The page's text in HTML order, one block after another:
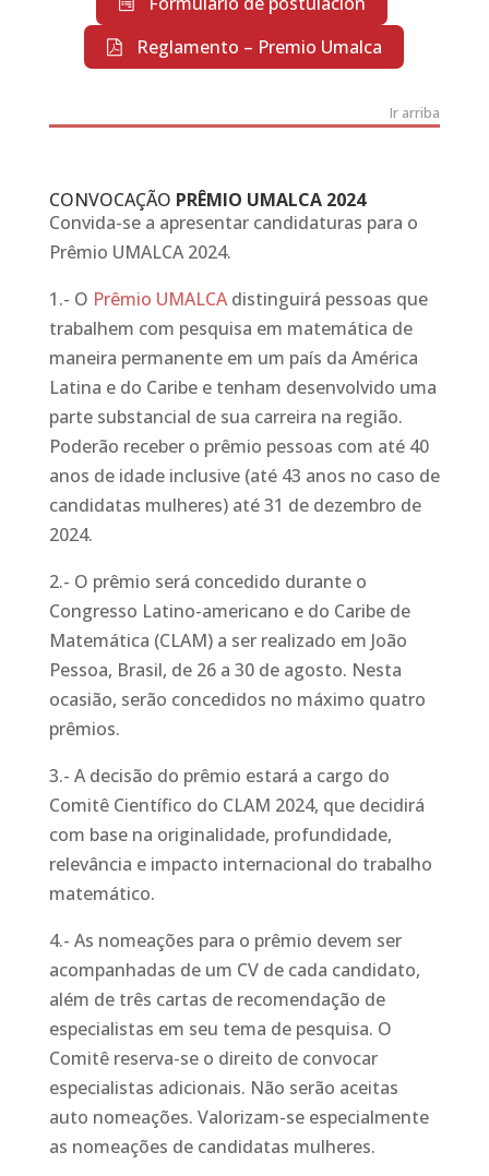
Reglamento – Premio Umalca
Ir arriba
CONVOCAÇÃO PRÊMIO UMALCA 2024
Convida-se a apresentar candidaturas para o
Prêmio UMALCA 2024.
1.- O Prêmio UMALCAdistinguirá pessoas que
trabalhem com pesquisa em matemática de
maneira permanente em um país da América
Latina e do Caribe e tenham desenvolvido uma
parte substancial de sua carreira na região.
Poderão receber o prêmio pessoas com até 40
anos de idade inclusive (até 43 anos no caso de
candidatas mulheres) até 31 de dezembro de
2024.
2.- O prêmio será concedido durante o
Congresso Latino-americano e do Caribe de
Matemática (CLAM) a ser realizado em João
Pessoa, Brasil, de 26 a 30 de agosto. Nesta
ocasião, serão concedidos no máximo quatro
prêmios.
3.- A decisão do prêmio estará a cargo do
Comitê Científico do CLAM 2024, que decidirá
com base na originalidade, profundidade,
relevância e impacto internacional do trabalho
matemático.
4.- As nomeações para o prêmio devem ser
acompanhadas de um CV de cada candidato,
além de três cartas de recomendação de
especialistas em seu tema de pesquisa. O
Comitê reserva-se o direito de convocar
especialistas adicionais. Não serão aceitas
auto nomeações. Valorizam-se especialmente
as nomeações de candidatas mulheres.